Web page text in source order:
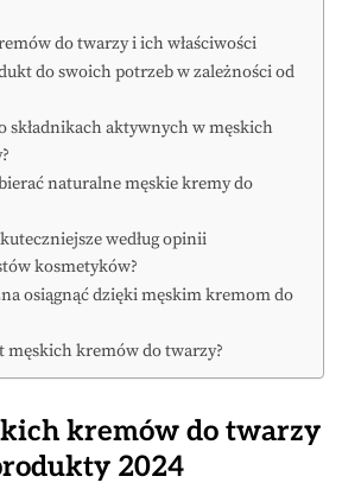
do twarzy i ich właściwości
do swoich potrzeb w zależności od
składnikach aktywnych w męskich
naturalne męskie kremy do
według opinii
kosmetyków?
osiągnąć dzięki męskim kremom do
męskich kremów do twarzy?
kremów do twarzy
2024